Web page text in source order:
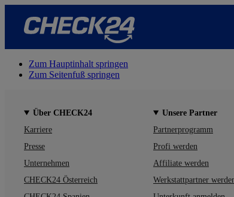
Zum Hauptinhalt springen
Zum Seitenfuß springen
Über CHECK24
Karriere
Presse
Unternehmen
CHECK24 Österreich
Unsere Partner
Partnerprogramm
Profi werden
Affiliate werden
Werkstattpartner